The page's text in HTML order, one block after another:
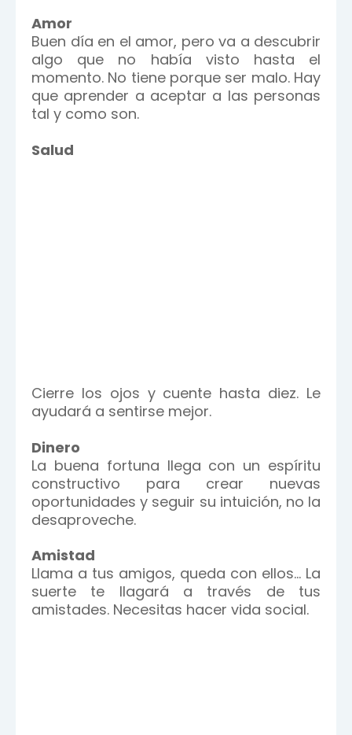
Amor
Buen día en el amor, pero va a descubrir
algo que no había visto hasta el
momento. No tiene porque ser malo. Hay
que aprender a aceptar a las personas
tal y como son.
Salud
Cierre los ojos y cuente hasta diez. Le
ayudará a sentirse mejor.
Dinero
La buena fortuna llega con un espíritu
constructivo para crear nuevas
oportunidades y seguir su intuición, no la
desaproveche.
Amistad
Llama a tus amigos, queda con ellos… La
suerte te llagará a través de tus
amistades. Necesitas hacer vida social.